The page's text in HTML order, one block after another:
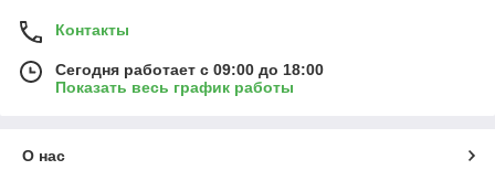
Контакты
Сегодня работает с 09:00 до 18:00
Показать весь график работы
О нас